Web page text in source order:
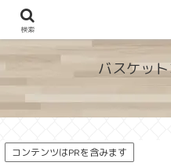
地図から探せる！穴場が
バスケッ
コンテンツはPRを含みます
検索